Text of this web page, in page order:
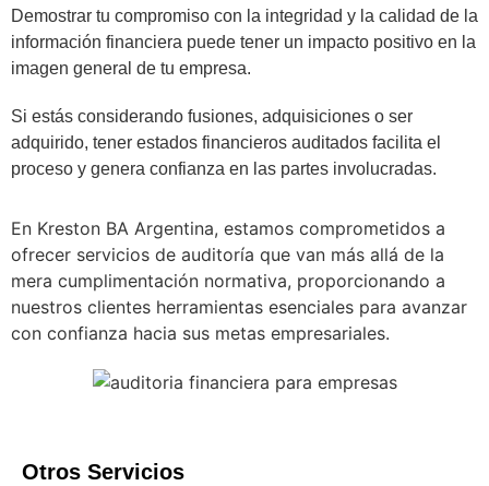
Demostrar tu compromiso con la integridad y la calidad de la
información financiera puede tener un impacto positivo en la
imagen general de tu empresa.
Si estás considerando fusiones, adquisiciones o ser
adquirido, tener estados financieros auditados facilita el
proceso y genera confianza en las partes involucradas.
En Kreston BA Argentina, estamos comprometidos a
ofrecer servicios de auditoría que van más allá de la
mera cumplimentación normativa, proporcionando a
nuestros clientes herramientas esenciales para avanzar
con confianza hacia sus metas empresariales.
Otros Servicios